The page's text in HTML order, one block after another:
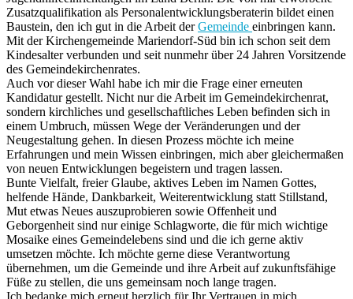
Zusatzqualifikation als Personalentwicklungsberaterin bildet einen
Baustein, den ich gut in die Arbeit derGemeinde einbringen kann.
Mit der Kirchengemeinde Mariendorf-Süd bin ich schon seit dem
Kindesalter verbunden und seit nunmehr über 24 Jahren Vorsitzende
des Gemeindekirchenrates.
Auch vor dieser Wahl habe ich mir die Frage einer erneuten
Kandidatur gestellt. Nicht nur die Arbeit im Gemeindekirchenrat,
sondern kirchliches und gesellschaftliches Leben befinden sich in
einem Umbruch, müssen Wege der Veränderungen und der
Neugestaltung gehen. In diesen Prozess möchte ich meine
Erfahrungen und mein Wissen einbringen, mich aber gleichermaßen
von neuen Entwicklungen begeistern und tragen lassen.
Bunte Vielfalt, freier Glaube, aktives Leben im Namen Gottes,
helfende Hände, Dankbarkeit, Weiterentwicklung statt Stillstand,
Mut etwas Neues auszuprobieren sowie Offenheit und
Geborgenheit sind nur einige Schlagworte, die für mich wichtige
Mosaike eines Gemeindelebens sind und die ich gerne aktiv
umsetzen möchte. Ich möchte gerne diese Verantwortung
übernehmen, um die Gemeinde und ihre Arbeit auf zukunftsfähige
Füße zu stellen, die uns gemeinsam noch lange tragen.
Ich bedanke mich erneut herzlich für Ihr Vertrauen in mich.